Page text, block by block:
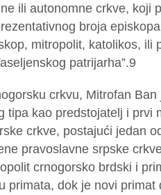
ili autonomne crkve, koji
broja
mitropolit, katolikos, ili
patrijarha”.9
crkvu, Mitrofan
tipa kao predstojatelj i prvi
crkve, postajući jedan
pravoslavne srpske
crnogorsko brdski i
primata, dok je novi primat